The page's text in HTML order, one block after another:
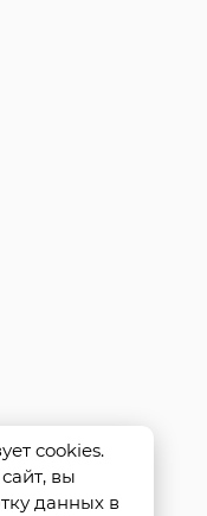
cookies.
вы
данных в